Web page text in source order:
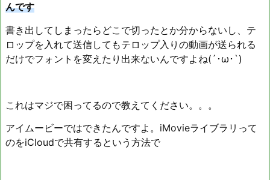
んです
書き出してしまったらどこで切ったとか分からないし、テ
ロップを入れて送信してもテロップ入りの動画が送られる
だけでフォントを変えたり出来ないんですよね(´･ω･`)
これはマジで困ってるので教えてください。。。
アイムービーではできたんですよ。iMovieライブラリって
のをiCloudで共有するという方法で